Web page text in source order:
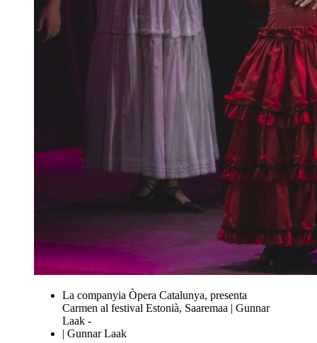
La companyia Òpera Catalunya, presenta
Carmen al festival Estonià, Saaremaa | Gunnar
Laak -
| Gunnar Laak